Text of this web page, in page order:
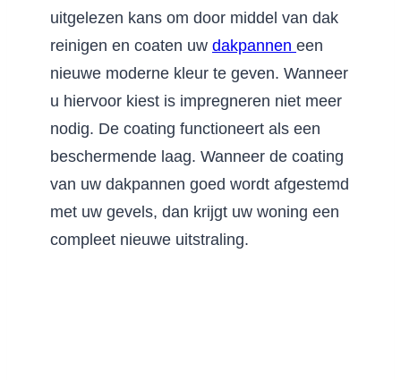
uitgelezen kans om door middel van dak
reinigen en coaten uw dakpannen een
nieuwe moderne kleur te geven. Wanneer
u hiervoor kiest is impregneren niet meer
nodig. De coating functioneert als een
beschermende laag. Wanneer de coating
van uw dakpannen goed wordt afgestemd
met uw gevels, dan krijgt uw woning een
compleet nieuwe uitstraling.